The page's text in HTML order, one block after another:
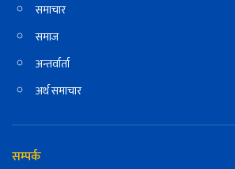
समाचार
समाज
अन्तर्वार्ता
अर्थ समाचार
सम्पर्क